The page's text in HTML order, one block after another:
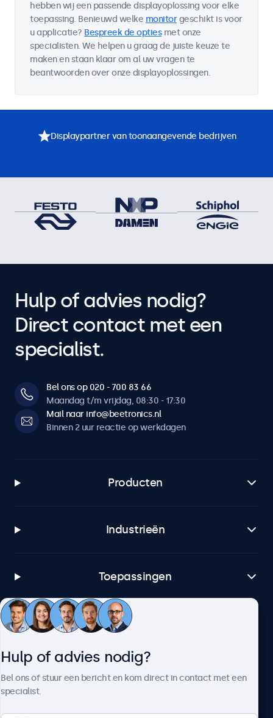
hebben wij een passende displayoplossing voor elke
toepassing. Benieuwd welke monitorgeschikt is voor
u applicatie? Bespreek de optiesmet onze
specialisten. We helpen u graag de juiste keuze te
maken en staan klaar om al uw vragen te
beantwoorden over onze displayoplossingen.
Displaypartner van toonaangevende bedrijven
Hulp of advies nodig?
Direct contact met een
specialist.
Bel ons op 020 - 700 83 66
Maandag t/m vrijdag, 08:30 - 17:30
Mail naar info@beetronics.nl
Binnen 2 uur reactie op werkdagen
Producten
Industrieën
Toepassingen
Klantenservice
Hulp of advies nodig?
Bel ons of stuur een bericht en kom direct in contact met een
specialist.